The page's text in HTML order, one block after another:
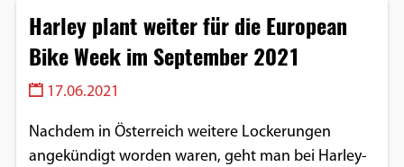
Harley plant weiter für die European
Bike Week im September 2021
17.06.2021
Nachdem in Österreich weitere Lockerungen
angekündigt worden waren, geht man bei Harley-